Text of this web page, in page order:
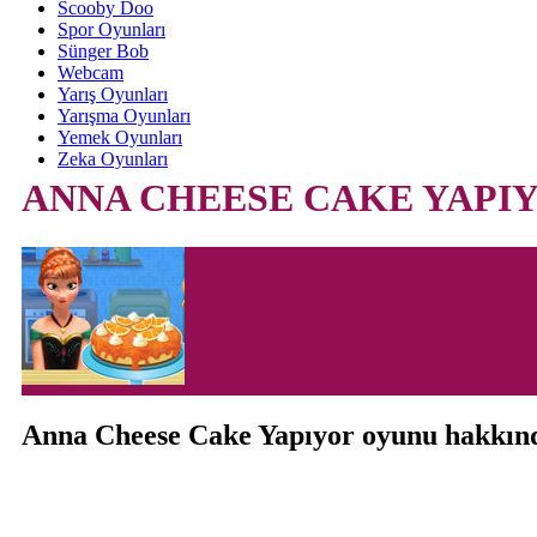
Scooby Doo
Spor Oyunları
Sünger Bob
Webcam
Yarış Oyunları
Yarışma Oyunları
Yemek Oyunları
Zeka Oyunları
ANNA CHEESE CAKE
Anna Cheese Cake Yapıyor oyunu